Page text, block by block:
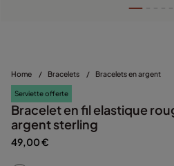
Home / Bracelets / Bracelets en argent
Serviette offerte
Bracelet en fil elastique
argent sterling
49,00 €